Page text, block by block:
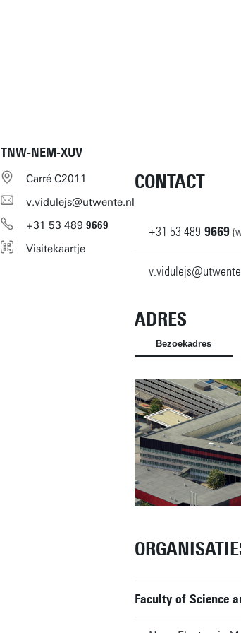
TNW-NEM-XUV
Carré C2011
v.vidulejs@utwente.nl
+31 53 489 9669
Visitekaartje
CONTACT
+31 53 489 9669
ADRES
Bezoekadres
Faculty of Science